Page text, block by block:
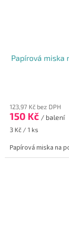
Papírová miska
123,97 Kč bez DPH
150 Kč / balení
Měrná
3 Kč / 1 ks
Papírová miska na